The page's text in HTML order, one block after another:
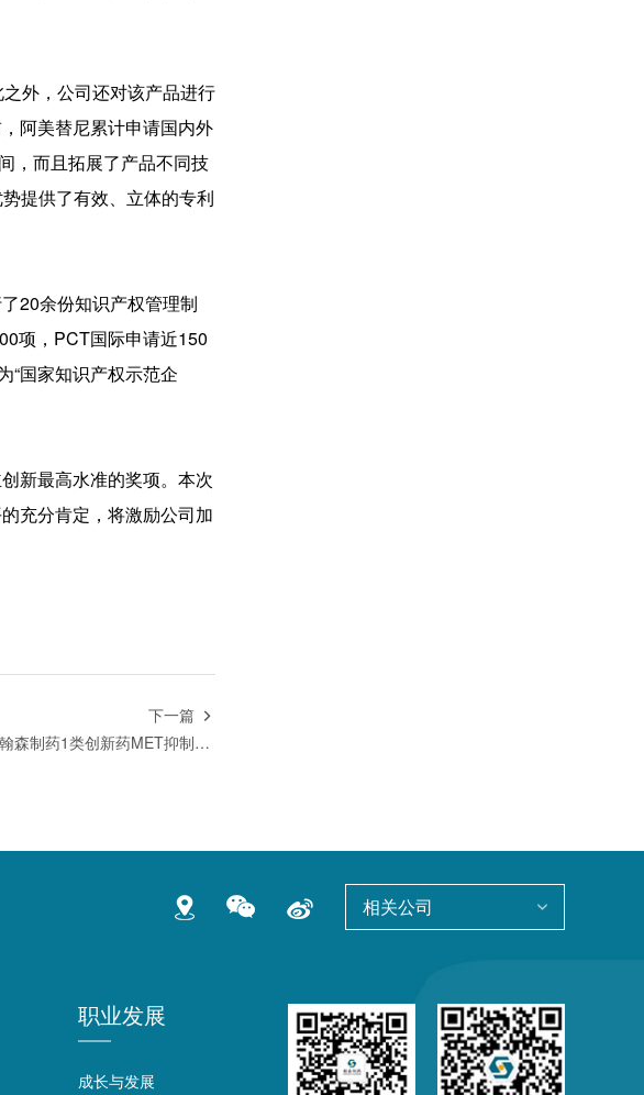
外，公司还对该产品进行
阿美替尼累计申请国内外
，而且拓展了产品不同技
提供了有效、立体的专利
20余份知识产权管理制
项，PCT国际申请近150
“国家知识产权示范企
新最高水准的奖项。本次
充分肯定，将激励公司加
下一篇 
权威发布 | 翰森制药1类创新药MET抑制剂I期临床数据在JTO子刊发表
相关公司
职业发展
成长与发展